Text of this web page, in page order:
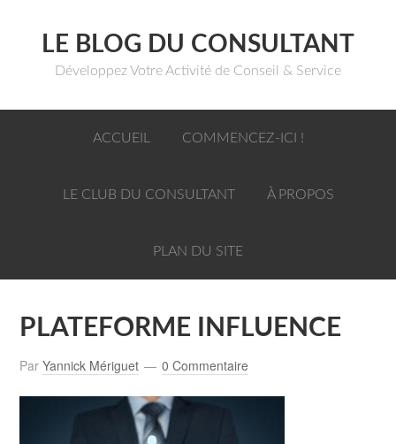
LE BLOG DU CONSULTANT
Développez Votre Activité de Conseil & Service
ACCUEIL COMMENCEZ-ICI !
LE CLUB DU CONSULTANT À PROPOS
PLAN DU SITE
PLATEFORME INFLUENCE
ParYannick Mériguet 0 Commentaire